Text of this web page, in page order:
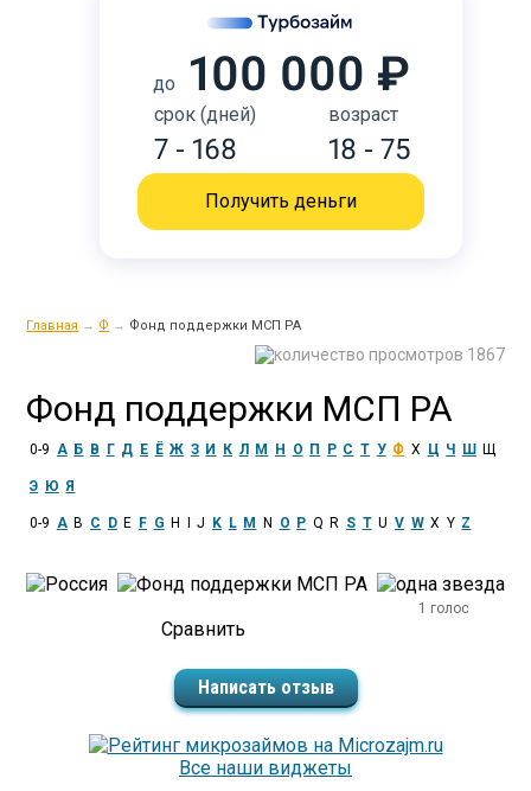
до 100 000 ₽
срок (дней)
7 - 168
возраст
18 - 75
Получить деньги
Главная → Ф → Фонд поддержки МСП РА
1867
Фонд поддержки МСП РА
0-9 А Б В Г Д Е Ё Ж З И К Л М Н О П Р С Т У Ф Х Ц Ч Ш Щ
Э Ю Я
0-9 A B C D E F G H J K L M N O P Q R S T U V W X Y Z
1 голос
Написать отзыв
Все наши виджеты